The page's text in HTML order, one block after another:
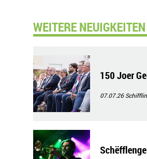
WEITERE
150 Joer
07.07.26